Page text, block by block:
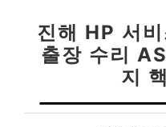
진해 HP 서
출장 수리
지